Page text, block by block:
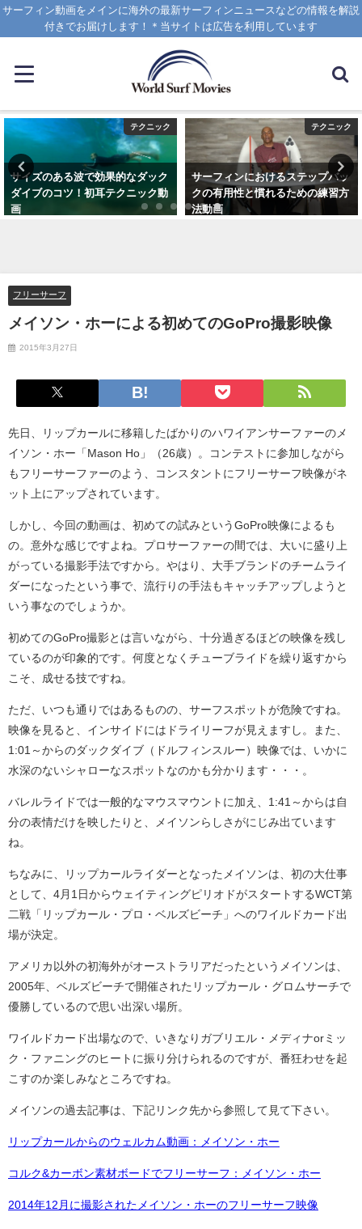
サーフィン動画をメインに海外の最新サーフィンニュースなどの情報を解説
付きでお届けします！＊当サイトは広告を利用しています
テクニック
サイズのある波で効果的なダック
ダイブのコツ！初耳テクニック動
画
テクニック
サーフィンにおけるステップバッ
クの有用性と慣れるための練習方
法動画
フリーサーフ
メイソン・ホーによる初めてのGoPro撮影映像
2015年3月27日
先日、リップカールに移籍したばかりのハワイアンサーファーのメ
イソン・ホー「Mason Ho」（26歳）。コンテストに参加しながら
もフリーサーファーのよう、コンスタントにフリーサーフ映像がネ
ット上にアップされています。
しかし、今回の動画は、初めての試みというGoPro映像によるも
の。意外な感じですよね。プロサーファーの間では、大いに盛り上
がっている撮影手法ですから。やはり、大手ブランドのチームライ
ダーになったという事で、流行りの手法もキャッチアップしようと
いう事なのでしょうか。
初めてのGoPro撮影とは言いながら、十分過ぎるほどの映像を残し
ているのが印象的です。何度となくチューブライドを繰り返すから
こそ、成せる技ですね。
ただ、いつも通りではあるものの、サーフスポットが危険ですね。
映像を見ると、インサイドにはドライリーフが見えますし。また、
1:01～からのダックダイブ（ドルフィンスルー）映像では、いかに
水深のないシャローなスポットなのかも分かります・・・。
バレルライドでは一般的なマウスマウントに加え、1:41～からは自
分の表情だけを映したりと、メイソンらしさがにじみ出ています
ね。
ちなみに、リップカールライダーとなったメイソンは、初の大仕事
として、4月1日からウェイティングピリオドがスタートするWCT第
二戦「リップカール・プロ・ベルズビーチ」へのワイルドカード出
場が決定。
アメリカ以外の初海外がオーストラリアだったというメイソンは、
2005年、ベルズビーチで開催されたリップカール・グロムサーチで
優勝しているので思い出深い場所。
ワイルドカード出場なので、いきなりガブリエル・メディナorミッ
ク・ファニングのヒートに振り分けられるのですが、番狂わせを起
こすのか楽しみなところですね。
メイソンの過去記事は、下記リンク先から参照して見て下さい。
リップカールからのウェルカム動画：メイソン・ホー
コルク&カーボン素材ボードでフリーサーフ：メイソン・ホー
2014年12月に撮影されたメイソン・ホーのフリーサーフ映像